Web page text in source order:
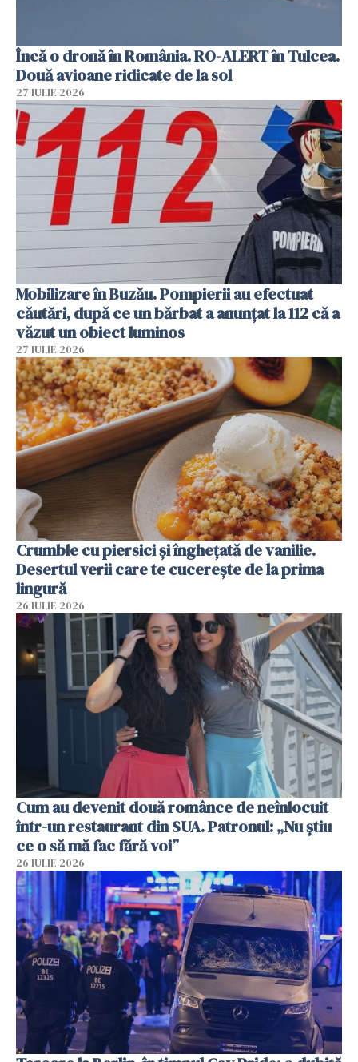
Încă o dronă în România. RO-ALERT în Tulcea.
Două avioane ridicate de la sol
27 IULIE 2026
Mobilizare în Buzău. Pompierii au efectuat
căutări, după ce un bărbat a anunțat la 112 că a
văzut un obiect luminos
27 IULIE 2026
Crumble cu piersici și înghețată de vanilie.
Desertul verii care te cucerește de la prima
lingură
26 IULIE 2026
Cum au devenit două românce de neînlocuit
într-un restaurant din SUA. Patronul: „Nu știu
ce o să mă fac fără voi”
26 IULIE 2026